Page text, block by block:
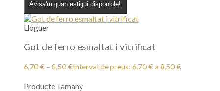
Avisa'm quan estigui disponible!
Lloguer
Got de ferro esmaltat i vitrificat
6,70€ – 8,50€Interval de preus: 6,70 € a 8,50 €
Producte Tamany